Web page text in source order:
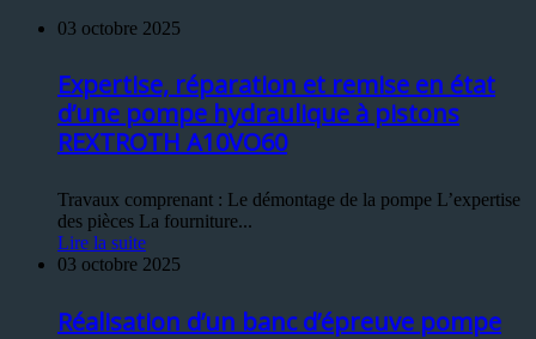
03 octobre 2025
Expertise, réparation et remise en état
d’une pompe hydraulique à pistons
REXTROTH A10VO60
Travaux comprenant : Le démontage de la pompe L’expertise
des pièces La fourniture...
Lire la suite
03 octobre 2025
Réalisation d’un banc d’épreuve pompe